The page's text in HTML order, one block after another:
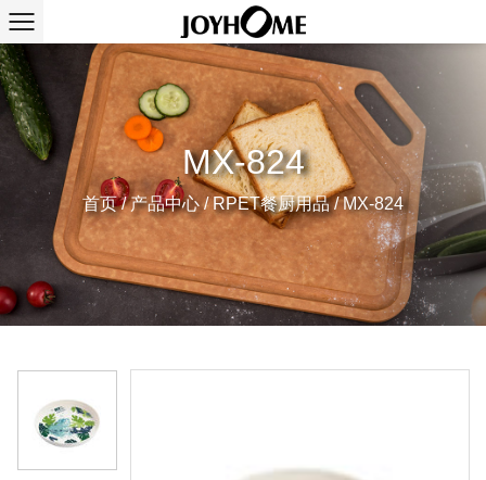
MX-824
首页/产品中心/RPET餐厨用品/MX-824